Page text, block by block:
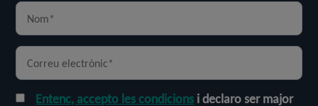
Entenc, accepto les condicions i declaro ser major